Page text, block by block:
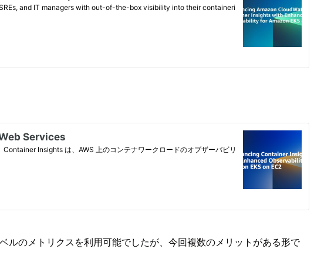
ルのメトリクスを利用可能でしたが、今回複数のメリットがある形で